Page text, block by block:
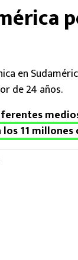
en
de 24 años.
los 11